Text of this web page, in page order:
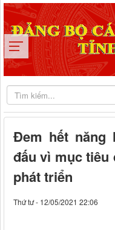
Đem hết năng
đấu vì mục tiêu
phát triển
Thứ tư - 12/05/2021 22:06